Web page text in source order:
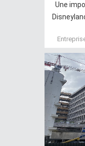
Une